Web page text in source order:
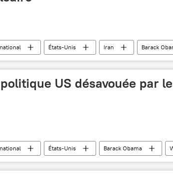
États-Unis Iran
Barack
US désavouée par
États-Unis Barack Obama
élections opinion publique